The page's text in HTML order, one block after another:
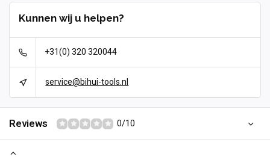
Kunnen wij u helpen?
+31(0) 320 320044
service@bihui-tools.nl
Reviews 0/10